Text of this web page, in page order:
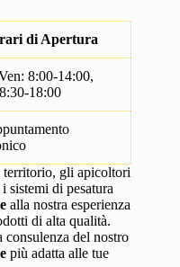
di Apertura
8:00-14:00,
18:00
territorio, gli apicoltori
sistemi di pesatura
alla nostra esperienza
di alta qualità.
consulenza del nostro
più adatta alle tue